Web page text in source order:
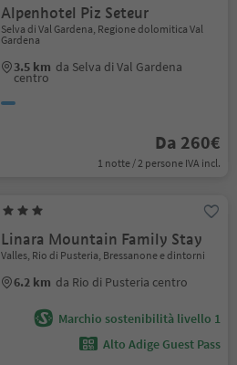
Alpenhotel Piz Seteur
Selva di Val Gardena, Regione dolomitica Val
Gardena
3.5 km da Selva di Val Gardena
centro
Da 260€
1 notte / 2 persone IVA incl.
Linara Mountain Family Stay
Valles, Rio di Pusteria, Bressanone e dintorni
6.2 km da Rio di Pusteria centro
Marchio sostenibilità livello 1
Alto Adige Guest Pass